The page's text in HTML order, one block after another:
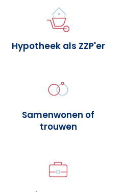
Hypotheek als ZZP'er
Samenwonen of
trouwen